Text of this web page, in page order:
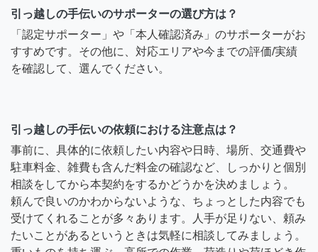
引っ越しの手伝いのサポーターの選び方は？
「認定サポーター」や「本人確認済み」のサポーターがお
すすめです。その他に、対応エリアや今までの評価/実績
を確認して、選んでください。
引っ越しの手伝いの依頼における注意点は？
事前に、具体的に依頼したい内容や日時、場所、交通費や
駐車料金、雑費も含んだ料金の確認など、しっかりと個別
相談をしてから本契約をするかどうかを決めましょう。
頼んで良いのかわからないような、ちょっとした内容でも
受けてくれることが多々あります。人手が足りない、頼み
たいことがあるというときは気軽に相談してみましょう。